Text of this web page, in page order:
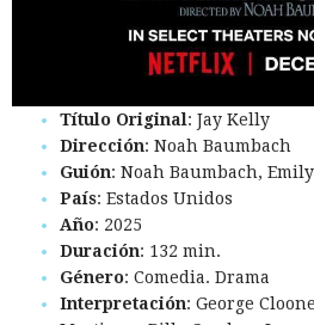
Título Original: Jay Kelly
Dirección: Noah Baumbach
Guión: Noah Baumbach,
País: Estados Unidos
Año: 2025
Duración: 132 min.
Género: Comedia. Drama
Interpretación: George